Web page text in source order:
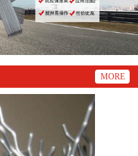
MORE